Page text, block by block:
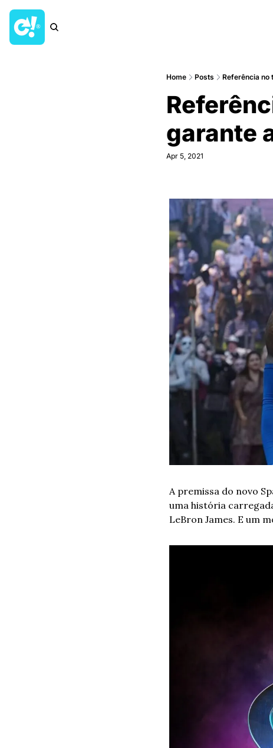
Home Posts Referência no
garante
Apr 5, 2021
A premissa do novo
uma história
LeBron James. E um